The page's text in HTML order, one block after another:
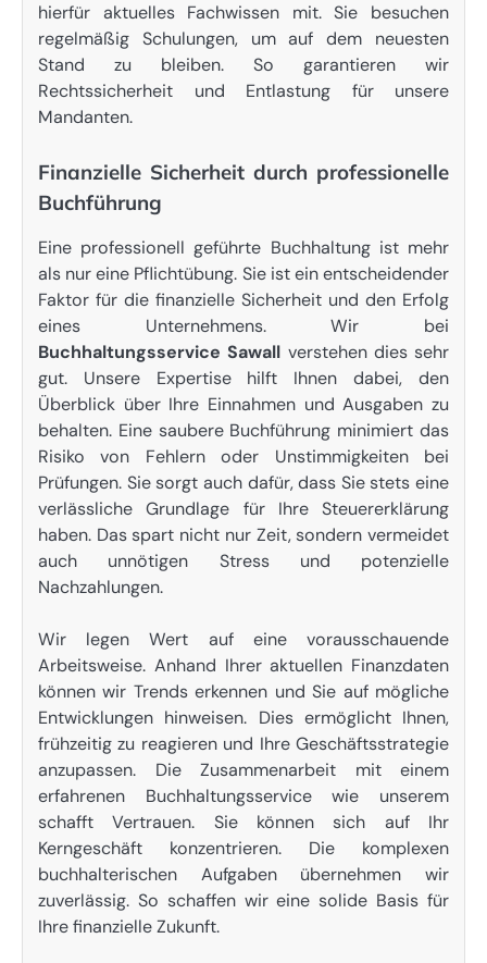
hierfür aktuelles Fachwissen mit. Sie besuchen
regelmäßig Schulungen, um auf dem neuesten
Stand zu bleiben. So garantieren wir
Rechtssicherheit und Entlastung für unsere
Mandanten.
Finanzielle Sicherheit durch professionelle
Buchführung
Eine professionell geführte Buchhaltung ist mehr
als nur eine Pflichtübung. Sie ist ein entscheidender
Faktor für die finanzielle Sicherheit und den Erfolg
eines Unternehmens. Wir bei
Buchhaltungsservice Sawall verstehen dies sehr
gut. Unsere Expertise hilft Ihnen dabei, den
Überblick über Ihre Einnahmen und Ausgaben zu
behalten. Eine saubere Buchführung minimiert das
Risiko von Fehlern oder Unstimmigkeiten bei
Prüfungen. Sie sorgt auch dafür, dass Sie stets eine
verlässliche Grundlage für Ihre Steuererklärung
haben. Das spart nicht nur Zeit, sondern vermeidet
auch unnötigen Stress und potenzielle
Nachzahlungen.
Wir legen Wert auf eine vorausschauende
Arbeitsweise. Anhand Ihrer aktuellen Finanzdaten
können wir Trends erkennen und Sie auf mögliche
Entwicklungen hinweisen. Dies ermöglicht Ihnen,
frühzeitig zu reagieren und Ihre Geschäftsstrategie
anzupassen. Die Zusammenarbeit mit einem
erfahrenen Buchhaltungsservice wie unserem
schafft Vertrauen. Sie können sich auf Ihr
Kerngeschäft konzentrieren. Die komplexen
buchhalterischen Aufgaben übernehmen wir
zuverlässig. So schaffen wir eine solide Basis für
Ihre finanzielle Zukunft.